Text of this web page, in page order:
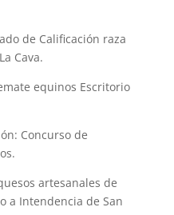
de Calificación raza
Cava.
equinos Escritorio
Concurso de
artesanales de
a Intendencia de San